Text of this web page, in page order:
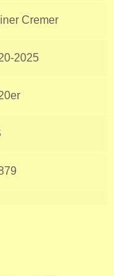
Cremer
2025